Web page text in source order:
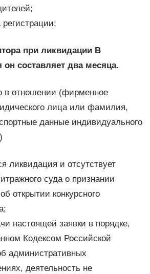
при ликвидации В
составляет два месяца.
отношении (фирменное
лица или фамилия,
данные индивидуального
ликвидация и отсутствует
суда о признании
открытии конкурсного
настоящей заявки в порядке,
Кодексом Российской
административных
деятельность не